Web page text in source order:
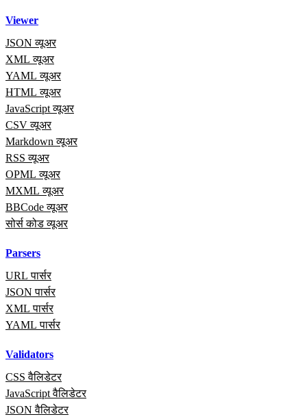
Viewer
JSON व्यूअर
XML व्यूअर
YAML व्यूअर
HTML व्यूअर
JavaScript व्यूअर
CSV व्यूअर
Markdown व्यूअर
RSS व्यूअर
OPML व्यूअर
MXML व्यूअर
BBCode व्यूअर
सोर्स कोड व्यूअर
Parsers
URL पार्सर
JSON पार्सर
XML पार्सर
YAML पार्सर
Validators
CSS वैलिडेटर
JavaScript वैलिडेटर
JSON वैलिडेटर